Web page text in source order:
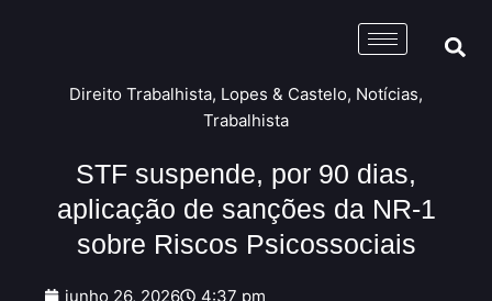
Direito Trabalhista, Lopes & Castelo, Notícias,
Trabalhista
STF suspende, por 90 dias,
aplicação de sanções da NR-1
sobre Riscos Psicossociais
junho 26, 2026 4:37 pm